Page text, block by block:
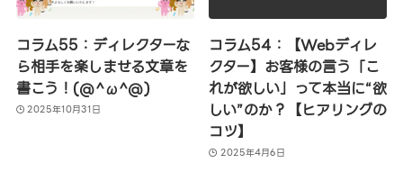
コラム55：ディレクターな
ら相手を楽しませる文章を
書こう！(@^ω^@)
2025年10月31日
コラム54：【Webディレ
クター】お客様の言う「こ
れが欲しい」って本当に“欲
しい”のか？【ヒアリングの
コツ】
2025年4月6日